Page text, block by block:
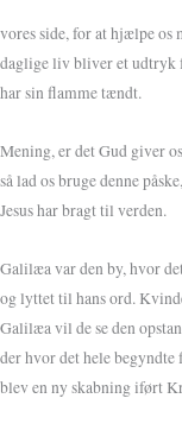
vores side, for at hjælpe os
daglige liv bliver et udtryk
har sin flamme tændt.
Mening, er det Gud giver
så lad os bruge denne
Jesus har bragt til verden.
Galilæa var den by, hvor
og lyttet til hans ord.
Galilæa vil de se den
der hvor det hele
blev en ny skabning iført